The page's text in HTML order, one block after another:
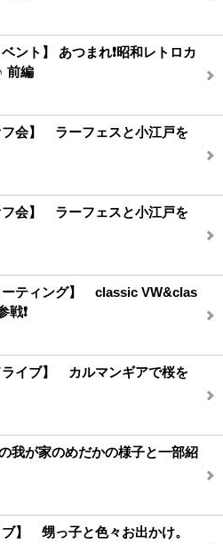
ント】 あつまれ❗️昭和レトロカ
前編
フ会】 ラーフェスと小江戸を
フ会】 ラーフェスと小江戸を
ーティング】 classic VW&clas
❗️
ライブ】 カルマンギアで桜を
我が家のめだかの様子と一部紹
ブ】 甥っ子と色々お出かけ。